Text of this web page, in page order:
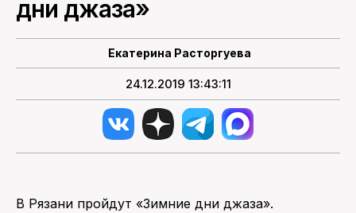
дни джаза»
Екатерина Расторгуева
24.12.2019 13:43:11
В Рязани пройдут «Зимние дни джаза».